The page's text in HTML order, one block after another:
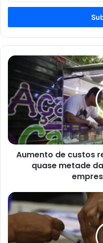
seu
de
email
Aumento
custos
reduz
margem
de
de
quase
metade
médias
empresas
no
Aumento de custos
quase metade
Semana
Vacinação
mobiliza
104,9